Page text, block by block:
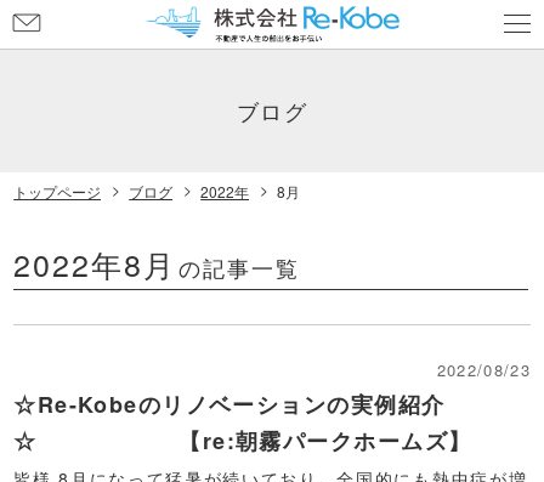
問
ブログ
トップページ ブログ 2022年 8月
2022年8月 の記事一覧
2022/08/23
☆Re-Kobeのリノベーションの実例紹介
☆ 【re:朝霧パークホームズ】